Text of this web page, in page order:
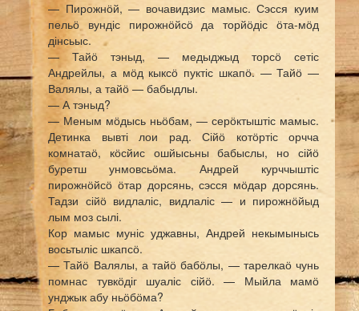
— Пирожнӧй, — вочавидзис мамыс. Сэсся куим
пельӧ вундіс пирожнӧйсӧ да торйӧдіс ӧта-мӧд
дінсьыс.
— Тайӧ тэныд, — медыджыд торсӧ сетіс
Андрейлы, а мӧд кыксӧ пуктіс шкапӧ. — Тайӧ —
Валялы, а тайӧ — бабыдлы.
— А тэныд?
— Меным мӧдысь ньӧбам, — серӧктыштіс мамыс.
Детинка вывті лои рад. Сійӧ котӧртіс орчча
комнатаӧ, кӧсйис ошйысьны бабыслы, но сійӧ
буретш унмовсьӧма. Андрей курччыштіс
пирожнӧйсӧ ӧтар дорсянь, сэсся мӧдар дорсянь.
Тадзи сійӧ видлаліс, видлаліс — и пирожнӧйыд
лым моз сылі.
Кор мамыс муніс уджавны, Андрей некымынысь
восьтыліс шкапсӧ.
— Тайӧ Валялы, а тайӧ бабӧлы, — тарелкаӧ чунь
помнас тувкӧдіг шуаліс сійӧ. — Мыйла мамӧ
унджык абу ньӧбӧма?